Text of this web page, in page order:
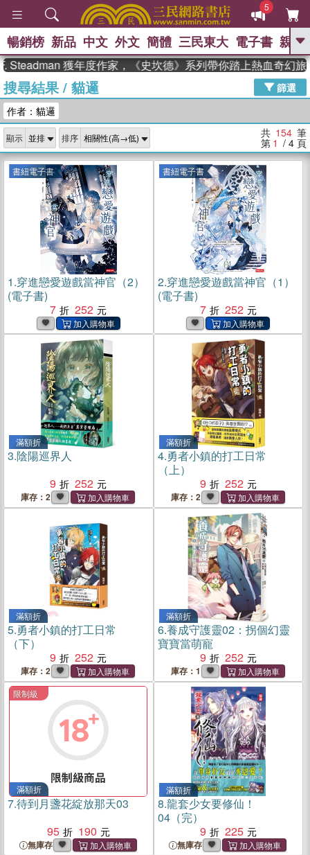
5
GO
高希均教授回憶錄
、 The Odyssey 、 父親節 、 如果歷
獎 臺灣漫遊錄 、 方念華 、 台灣的李
登輝時代
數學女孩：黎曼猜想 、
偉大的迷走神經
暢銷榜 新品 中文 外文 簡體 三民東大 電子書 親子
獲年度作家，《史坎德》系列帶你踏上熱血奇幻旅程
搜尋結果/ 貓邏
篩選
作者：貓邏
顯示 排序 共 154 筆
第 1 / 4 頁
書紐電子書
1.穿進戀愛遊戲當神官（2）
(電子書)
7
252
書紐電子書
2.穿進戀愛遊戲當神官（1）
(電子書)
7
252
滿額折
3.陰陽巡界人
9
252
庫存：2
滿額折
4.勇者小鎮的打工日常
（上）
9
252
庫存：2
滿額折
5.勇者小鎮的打工日常
（下）
9
252
庫存：2
滿額折
6.養成守護靈02：拐個幻靈
寶寶當萌寵
9
252
庫存：1
限制級
滿額折
7.待到月盞花綻放那天03
95
190
無庫存
滿額折
8.龍套少女要修仙！
04（完）
9
225
無庫存